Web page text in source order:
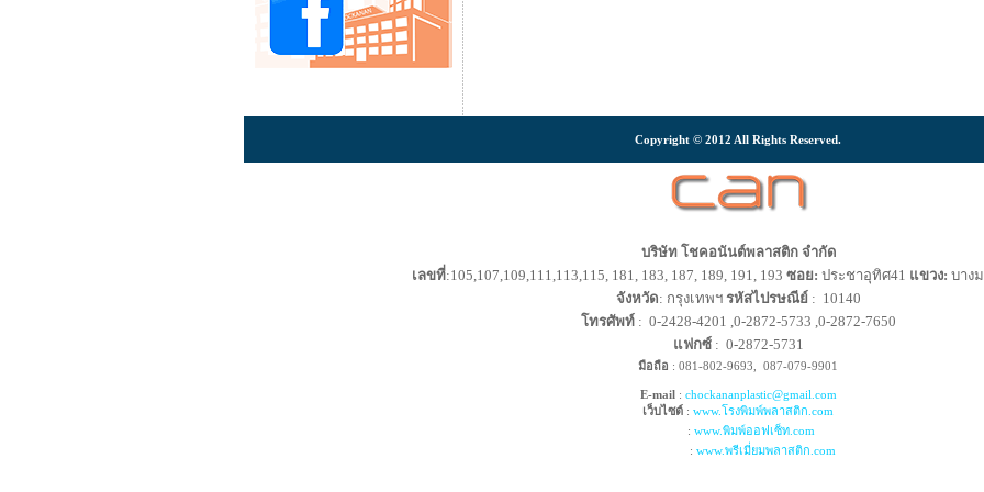
Copyright © 2012 All Rights Reserved.
บริษัท โชคอนันต์พลาสติก จำกัด
เลขที่:105,107,109,111,113,115, 181, 183, 187, 189, 191, 193 ซอย: ประชาอุทิศ41 แขวง: บาง
จังหวัด: กรุงเทพฯ รหัสไปรษณีย์ : 10140
โทรศัพท์ : 0-2428-4201 ,0-2872-5733 ,0-2872-7650
แฟกซ์: 0-2872-5731
มือถือ : 081-802-9693, 087-079-9901
E-mail: chockananplastic@gmail.com
เว็บไซต์ : www.โรงพิมพ์พลาสติก.com
: www.พิมพ์ออฟเซ็ท.com
: www.พรีเมี่ยมพลาสติก.com